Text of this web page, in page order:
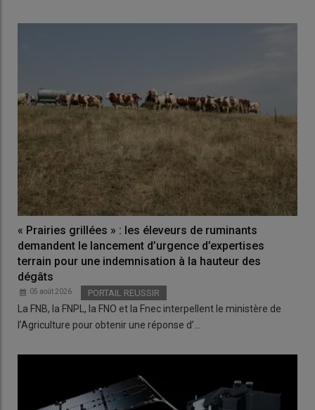
« Prairies grillées » : les éleveurs de ruminants
demandent le lancement d’urgence d’expertises
terrain pour une indemnisation à la hauteur des
dégâts
05 août 2026 PORTAIL REUSSIR
La FNB, la FNPL, la FNO et la Fnec interpellent le ministère de
l’Agriculture pour obtenir une réponse d’…